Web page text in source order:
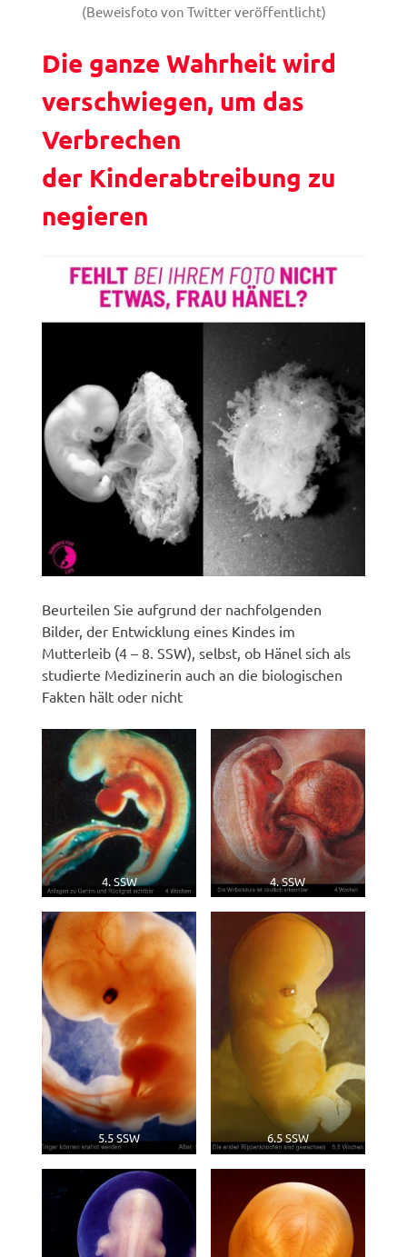
(Beweisfoto von Twitter veröffentlicht)
Die ganze Wahrheit wird
verschwiegen, um das
Verbrechen
der Kinderabtreibung zu
negieren
Beurteilen Sie aufgrund der nachfolgenden
Bilder, der Entwicklung eines Kindes im
Mutterleib (4 – 8. SSW), selbst, ob Hänel sich als
studierte Medizinerin auch an die biologischen
Fakten hält oder nicht
4. SSW 4. SSW
5.5 SSW 6.5 SSW